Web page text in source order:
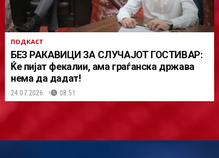
ПОДКАСТ
БЕЗ РАКАВИЦИ ЗА СЛУЧАЈОТ ГОСТИВАР:
Ќе пијат фекалии, ама граѓанска држава
нема да дадат!
24.07.2026. 08:51